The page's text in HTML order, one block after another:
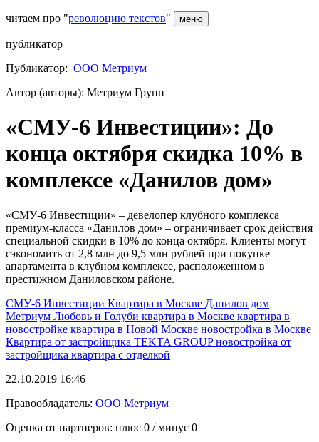
читаем про "революцию текстов" меню
публикатор
Публикатор: ООО Метриум
Автор (авторы): Метриум Групп
«СМУ-6 Инвестиции»: До
конца октября скидка 10% в
комплексе «Данилов дом»
«СМУ-6 Инвестиции» – девелопер клубного комплекса
премиум-класса «Данилов дом» – ограничивает срок действия
специальной скидки в 10% до конца октября. Клиенты могут
сэкономить от 2,8 млн до 9,5 млн рублей при покупке
апартамента в клубном комплексе, расположенном в
престижном Даниловском районе.
СМУ-6 Инвестиции Квартира в Москве Данилов дом
Метриум Любовь и Голуби квартира в Москве квартира в
новостройке квартира в Новой Москве новостройка в Москве
Квартира от застройщика TEKTA GROUPновостройка от
застройщика квартира с отделкой
22.10.2019 16:46
Правообладатель: ООО Метриум
Оценка от партнеров: плюс 0 / минус 0